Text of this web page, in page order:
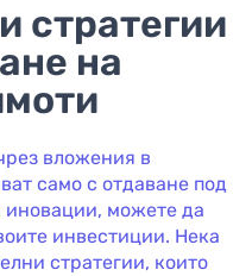
стратегии
на
вложения в
само с отдаване под
можете да
инвестиции. Нека
стратегии, които